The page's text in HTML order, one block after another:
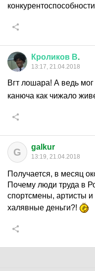
Кроликов В.
13:17, 21.04.2018
Вгт лошара! А ведь
канюча как чижало
G galkur
13:19, 21.04.2018
Получается, в месяц
Почему люди труда в
спортсмены, артисты
халявные деньги?!